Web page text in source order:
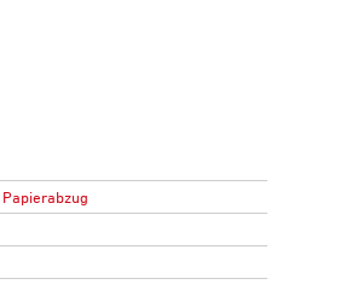
Papierabzug